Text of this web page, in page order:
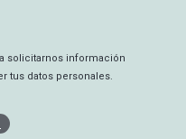
solicitarnos información
tus datos personales.